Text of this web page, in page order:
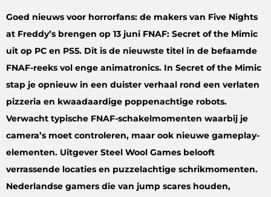
Goed nieuws voor horrorfans: de makers van Five Nights
at Freddy’s brengen op 13 juni FNAF: Secret of the Mimic
uit op PC en PS5. Dit is de nieuwste titel in de befaamde
FNAF-reeks vol enge animatronics. In Secret of the Mimic
stap je opnieuw in een duister verhaal rond een verlaten
pizzeria en kwaadaardige poppenachtige robots.
Verwacht typische FNAF-schakelmomenten waarbij je
camera’s moet controleren, maar ook nieuwe gameplay-
elementen. Uitgever Steel Wool Games belooft
verrassende locaties en puzzelachtige schrikmomenten.
Nederlandse gamers die van jump scares houden,